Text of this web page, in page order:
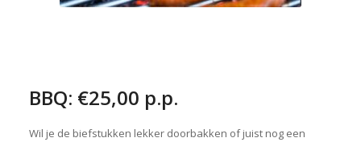
BBQ: €25,00 p.p.
Wil je de biefstukken lekker doorbakken of juist nog een